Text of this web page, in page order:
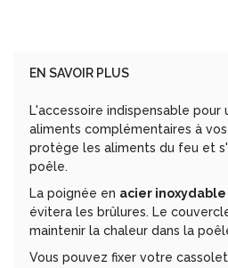
EN SAVOIR PLUS
L'accessoire indispensable pour
aliments complémentaires à
protège les aliments du feu et
poêle.
La poignée en acier inoxydable
évitera les brûlures. Le
maintenir la chaleur dans la
Vous pouvez fixer votre